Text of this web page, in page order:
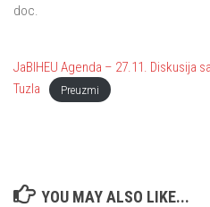
doc.
JaBIHEU Agenda – 27.11. Diskusija
Tuzla
Preuzmi
YOU MAY ALSO LIKE...